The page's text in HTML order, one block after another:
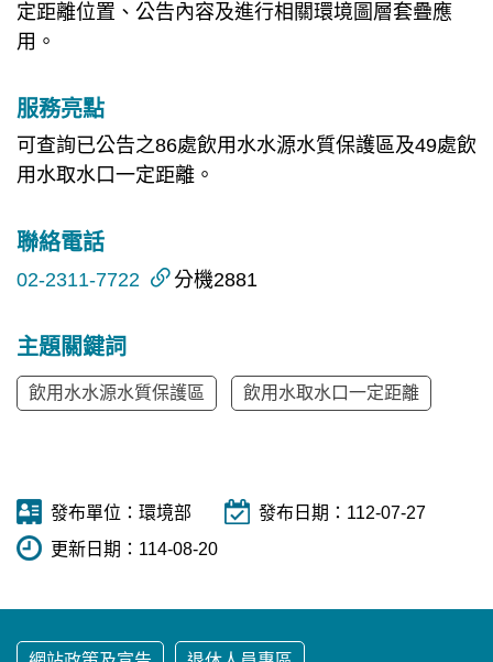
定距離位置、公告內容及進行相關環境圖層套疊應
用。
服務亮點
可查詢已公告之86處飲用水水源水質保護區及49處飲
用水取水口一定距離。
聯絡電話
02-2311-7722 分機2881
主題關鍵詞
飲用水水源水質保護區 飲用水取水口一定距離
發布單位： 環境部 發布日期： 112-07-27
更新日期： 114-08-20